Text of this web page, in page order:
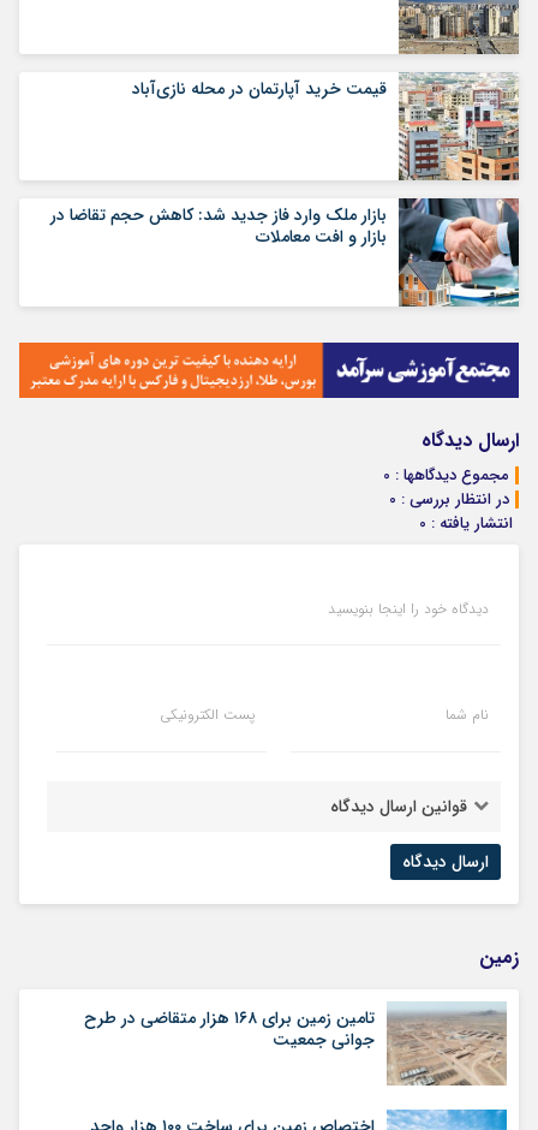
قیمت خرید آپارتمان در محله نازی‌آباد
بازار ملک وارد فاز جدید شد: کاهش حجم تقاضا در
بازار و افت معاملات
ارسال دیدگاه
مجموع دیدگاهها : 0
در انتظار بررسی : 0
انتشار یافته : 0
دیدگاه خود را اینجا بنویسید
نام شما پست الکترونیکی
قوانین ارسال دیدگاه
زمین
تامین زمین برای ۱۶۸ هزار متقاضی در طرح
جوانی جمعیت